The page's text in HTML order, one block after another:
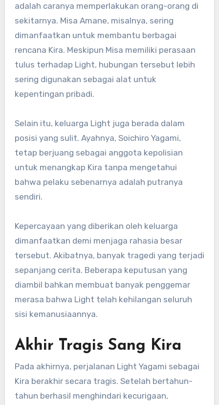
adalah caranya memperlakukan orang-orang di
sekitarnya. Misa Amane, misalnya, sering
dimanfaatkan untuk membantu berbagai
rencana Kira. Meskipun Misa memiliki perasaan
tulus terhadap Light, hubungan tersebut lebih
sering digunakan sebagai alat untuk
kepentingan pribadi.
Selain itu, keluarga Light juga berada dalam
posisi yang sulit. Ayahnya, Soichiro Yagami,
tetap berjuang sebagai anggota kepolisian
untuk menangkap Kira tanpa mengetahui
bahwa pelaku sebenarnya adalah putranya
sendiri.
Kepercayaan yang diberikan oleh keluarga
dimanfaatkan demi menjaga rahasia besar
tersebut. Akibatnya, banyak tragedi yang terjadi
sepanjang cerita. Beberapa keputusan yang
diambil bahkan membuat banyak penggemar
merasa bahwa Light telah kehilangan seluruh
sisi kemanusiaannya.
Akhir Tragis Sang Kira
Pada akhirnya, perjalanan Light Yagami sebagai
Kira berakhir secara tragis. Setelah bertahun-
tahun berhasil menghindari kecurigaan,